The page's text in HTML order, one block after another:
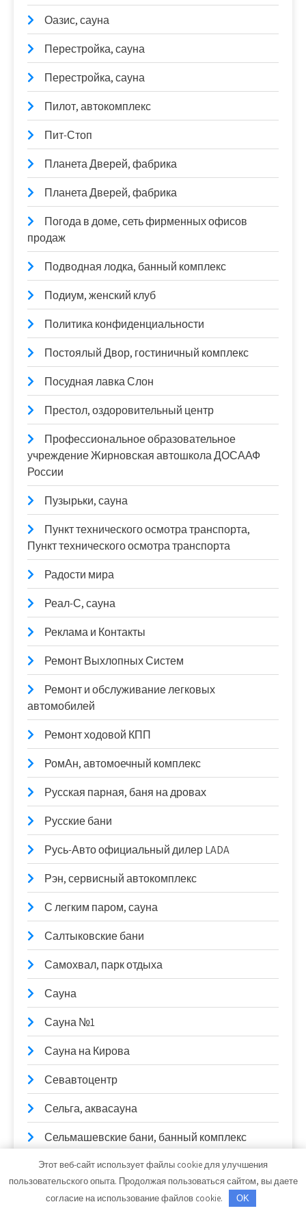
Оазис, сауна
Перестройка, сауна
Перестройка, сауна
Пилот, автокомплекс
Пит-Стоп
Планета Дверей, фабрика
Планета Дверей, фабрика
Погода в доме, сеть фирменных офисов
продаж
Подводная лодка, банный комплекс
Подиум, женский клуб
Политика конфиденциальности
Постоялый Двор, гостиничный комплекс
Посудная лавка Слон
Престол, оздоровительный центр
Профессиональное образовательное
учреждение Жирновская автошкола ДОСААФ
России
Пузырьки, сауна
Пункт технического осмотра транспорта,
Пункт технического осмотра транспорта
Радости мира
Реал-С, сауна
Реклама и Контакты
Ремонт Выхлопных Систем
Ремонт и обслуживание легковых
автомобилей
Ремонт ходовой КПП
РомАн, автомоечный комплекс
Русская парная, баня на дровах
Русские бани
Русь-Авто официальный дилер LADA
Рэн, сервисный автокомплекс
С легким паром, сауна
Салтыковские бани
Самохвал, парк отдыха
Сауна
Сауна №1
Сауна на Кирова
Севавтоцентр
Сельга, аквасауна
Сельмашевские бани, банный комплекс
Сибирячка, банное хозяйство
Сказка, клуб отдыха
Этот веб-сайт использует файлы cookie для улучшения
пользовательского опыта. Продолжая пользоваться сайтом, вы даете
согласие на использование файлов cookie.
OK